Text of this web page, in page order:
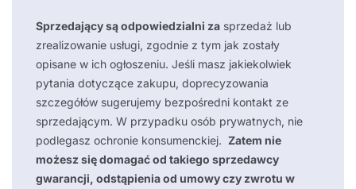
Sprzedający są odpowiedzialni za sprzedaż lub
zrealizowanie usługi, zgodnie z tym jak zostały
opisane w ich ogłoszeniu. Jeśli masz jakiekolwiek
pytania dotyczące zakupu, doprecyzowania
szczegółów sugerujemy bezpośredni kontakt ze
sprzedającym. W przypadku osób prywatnych, nie
podlegasz ochronie konsumenckiej. Zatem nie
możesz się domagać od takiego sprzedawcy
gwarancji, odstąpienia od umowy czy zwrotu w